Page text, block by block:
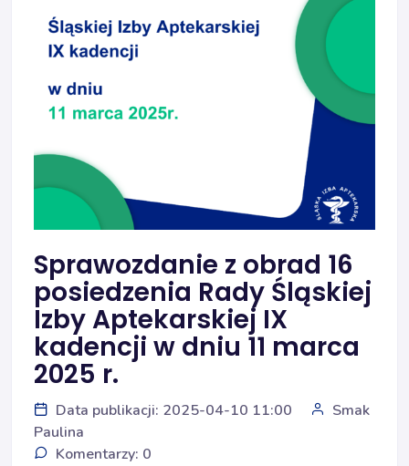
Sprawozdanie z obrad 16
posiedzenia Rady Śląskiej
Izby Aptekarskiej IX
kadencji w dniu 11 marca
2025 r.
Data publikacji: 2025-04-10 11:00
Smak
Paulina
Komentarzy: 0